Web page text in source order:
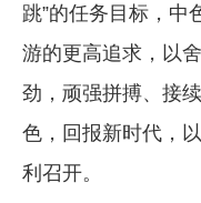
跳”的任务目标，中
游的更高追求，以
劲，顽强拼搏、接
色，回报新时代，
利召开。